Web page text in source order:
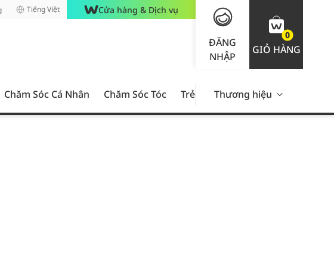
Tiếng Việt Cửa hàng & Dịch vụ
ĐĂNG
NHẬP
0
GIỎ HÀNG
Chăm Sóc Cá Nhân Chăm Sóc Tóc Trẻ Em Nam Giới Chăm Sóc
Thương hiệu